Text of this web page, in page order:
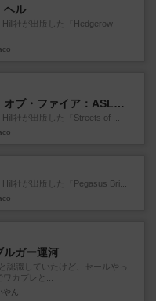
ヘル
Hill社が出版した『Hedgerow
ストリート・オブ・ファイア：ASLデラックスモジュール1
Hill社が出版した『Streets of ...
Hill社が出版した『Pegasus Bri...
ルガー運河
認識していたけど、セールやっ
カプレと...
やん